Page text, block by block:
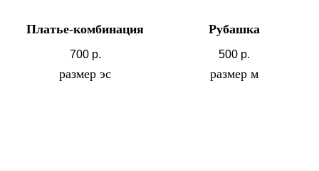
Платье-комбинация
700 р.
размер эс
Рубашка
500 р.
размер м